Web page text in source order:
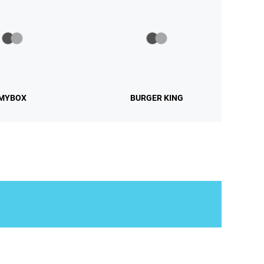
BURGER KING